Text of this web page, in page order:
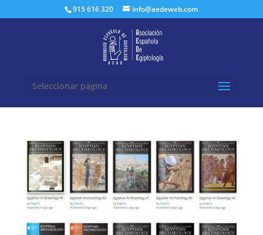
915 616 320 info@aedeweb.com
Seleccionar página